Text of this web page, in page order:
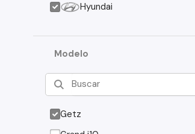
Hyundai
Modelo
Getz